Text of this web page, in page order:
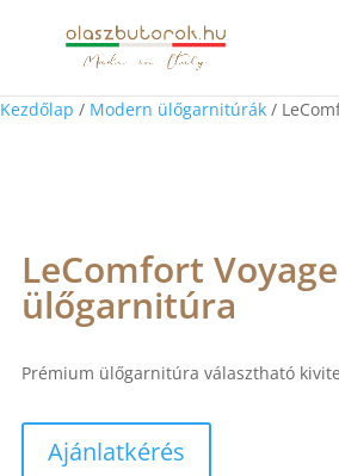
Kezdőlap / Modern ülőgarnitúrák /
LeComfort Voyage
ülőgarnitúra
Prémium ülőgarnitúra választható
Ajánlatkérés